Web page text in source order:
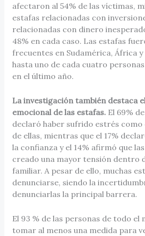
afectaron al 54% de las víctimas,
estafas relacionadas con
relacionadas con dinero
48% en cada caso. Las estafas
frecuentes en Sudamérica, África
hasta uno de cada cuatro
en el último año.
La investigación también destaca
emocional de las estafas.El 69%
declaró haber sufrido estrés como
de ellas, mientras que el 17%
la confianza y el 14% afirmó que
creado una mayor tensión dentro
familiar. A pesar de ello, muchas
denunciarse, siendo la
denunciarlas la principal barrera.
El 93 % de las personas de todo el
tomar al menos una medida para